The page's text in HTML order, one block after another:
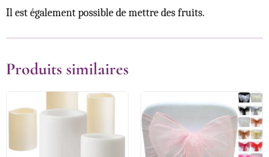
Il est également possible de mettre des fruits.
Produits similaires